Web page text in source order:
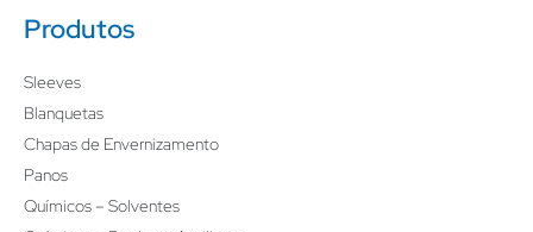
Produtos
Sleeves
Blanquetas
Chapas de Envernizamento
Panos
Químicos – Solventes